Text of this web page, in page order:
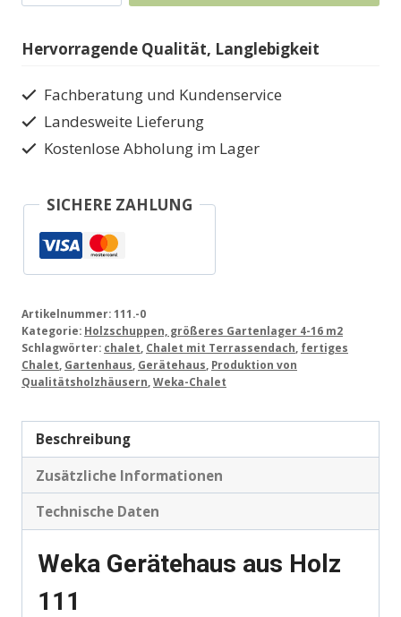
aus
111
Menge
Hervorragende Qualität, Langlebigkeit
Fachberatung und Kundenservice
Landesweite Lieferung
Kostenlose Abholung im Lager
SICHERE ZAHLUNG
Artikelnummer:111.-0
Kategorie: Holzschuppen, größeres Gartenlager 4-16 m2
Schlagwörter: chalet Chalet mit Terrassendach fertiges
Chalet Gartenhaus Gerätehaus Produktion von
Qualitätsholzhäusern Weka-Chalet
Beschreibung
Zusätzliche Informationen
Technische Daten
Weka Gerätehaus aus Holz
111